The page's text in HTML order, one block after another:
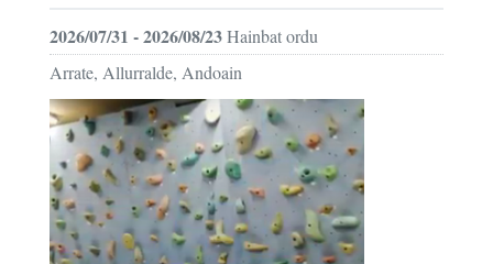
2026/07/31 - 2026/08/23Hainbat ordu
Arrate, Allurralde, Andoain